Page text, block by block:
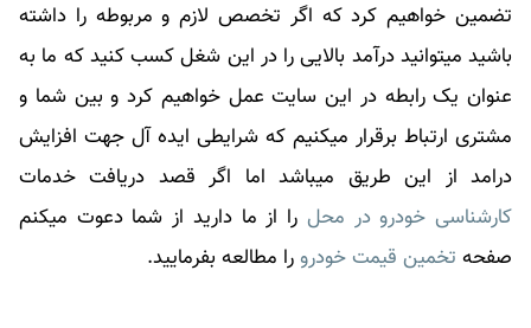
تضمین خواهیم کرد که اگر تخصص لازم و مربوطه را داشته
باشید میتوانید درآمد بالایی را در این شغل کسب کنید که ما به
عنوان یک رابطه در این سایت عمل خواهیم کرد و بین شما و
مشتری ارتباط برقرار میکنیم که شرایطی ایده آل جهت افزایش
درامد از این طریق میباشد اما اگر قصد دریافت خدمات
کارشناسی خودرو در محل را از ما دارید از شما دعوت میکنم
صفحه تخمین قیمت خودرورا مطالعه بفرمایید.